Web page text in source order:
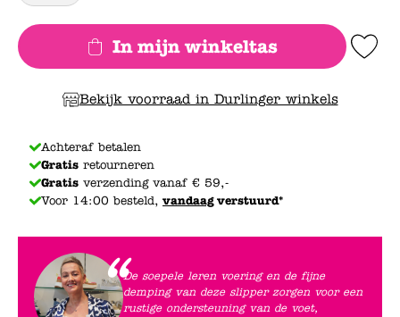
In mijn winkeltas Add to
Bekijk voorraad in Durlinger winkels
Achteraf betalen
Gratis retourneren
Gratis verzending vanaf € 59,-
Voor 14:00 besteld, vandaagverstuurd*
De soepele leren voering en de fijne
demping van deze slipper zorgen voor een
rustige ondersteuning van de voet,